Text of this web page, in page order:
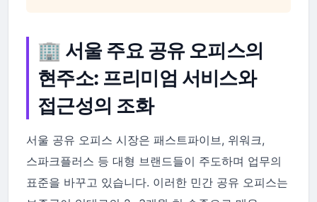
🏢 서울 주요 공유 오피스의
현주소: 프리미엄 서비스와
접근성의 조화
서울 공유 오피스 시장은 패스트파이브, 위워크,
스파크플러스 등 대형 브랜드들이 주도하며 업무의
표준을 바꾸고 있습니다. 이러한 민간 공유 오피스는